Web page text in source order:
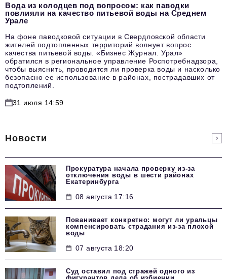
Вода из колодцев под вопросом: как паводки
повлияли на качество питьевой воды на Среднем
Урале
На фоне паводковой ситуации в Свердловской области
жителей подтопленных территорий волнует вопрос
качества питьевой воды. «Бизнес Журнал. Урал»
обратился в региональное управление Роспотребнадзора,
чтобы выяснить, проводится ли проверка воды и насколько
безопасно ее использование в районах, пострадавших от
подтоплений.
31 июля 14:59
Новости
Прокуратура начала проверку из-за
отключения воды в шести районах
Екатеринбурга
08 августа 17:16
Пованивает конкретно: могут ли уральцы
компенсировать страдания из-за плохой
воды
07 августа 18:20
Суд оставил под стражей одного из